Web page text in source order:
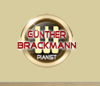
content